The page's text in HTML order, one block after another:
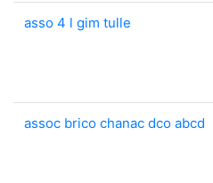
asso 4 l gim tulle
assoc brico chanac dco abcd